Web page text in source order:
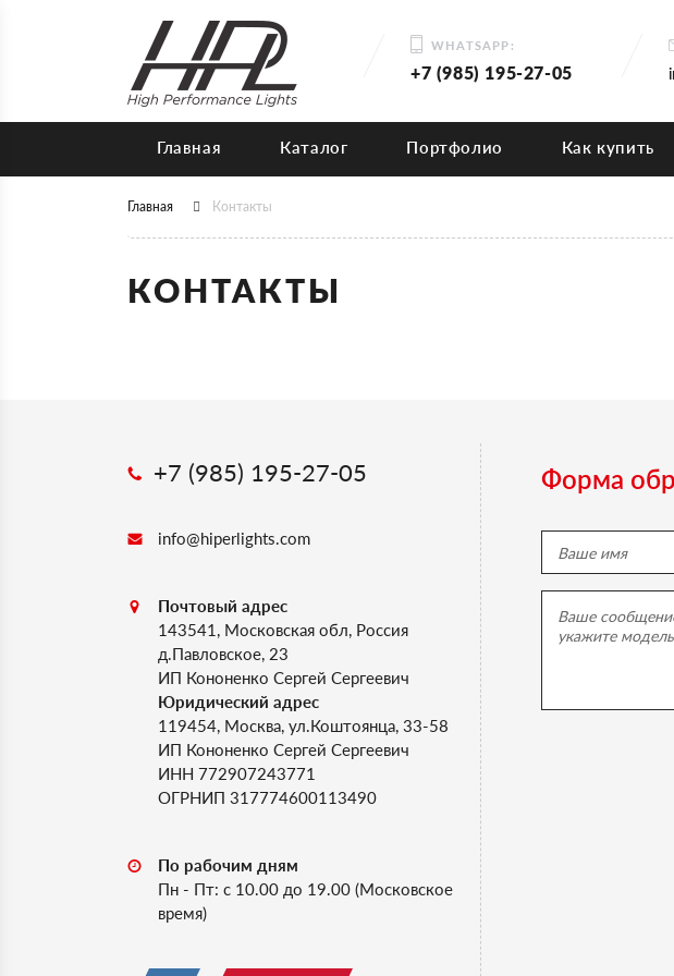
WHATSAPP:
+7 (985) 195-27-05
Главная Каталог Портфолио Как купить
Главная Контакты
КОНТАКТЫ
+7 (985) 195-27-05
info@hiperlights.com
Почтовый адрес
143541, Московская обл, Россия
д.Павловское, 23
ИП Кононенко Сергей Сергеевич
Юридический адрес
119454, Москва, ул.Коштоянца, 33-58
ИП Кононенко Сергей Сергеевич
ИНН 772907243771
ОГРНИП 317774600113490
По рабочим дням
Пн - Пт: с 10.00 до 19.00 (Московское
время)
Форма